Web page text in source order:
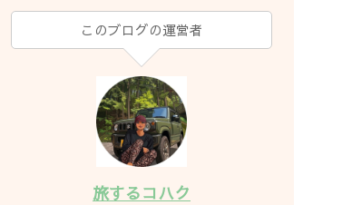
このブログの運営者
旅するコハク